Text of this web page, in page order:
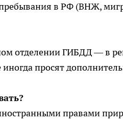
в РФ (ВНЖ,
отделении ГИБДД — в
просят
правами